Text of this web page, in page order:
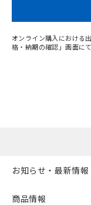
オンライン購入における
格・納期の確認」画面に
お知らせ・最新情報
商品情報